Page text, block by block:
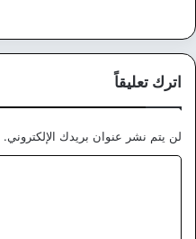
اترك تعليقاً
لن يتم نشر عنوان بريدك الإلكتروني.